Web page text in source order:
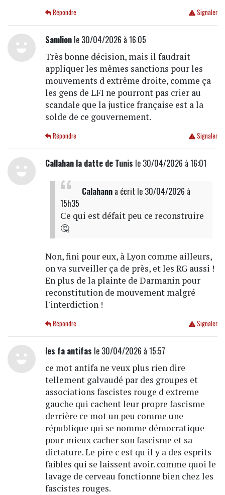
Signaler
Répondre
Samlionle 30/04/2026 à 16:05
Très bonne décision, mais il faudrait
appliquer les mêmes sanctions pour les
mouvements d extrême droite, comme ça
les gens de LFI ne pourront pas crier au
scandale que la justice française est a la
solde de ce gouvernement.
Signaler
Répondre
Callahan la datte de Tunis le 30/04/2026 à 16:01
Calahanna écrit le 30/04/2026 à
15h35
Ce qui est défait peu ce reconstruire
🤔
Non, fini pour eux, à Lyon comme ailleurs,
on va surveiller ça de près, et les RG aussi !
En plus de la plainte de Darmanin pour
reconstitution de mouvement malgré
l'interdiction !
Signaler
Répondre
les fa antifas le 30/04/2026 à 15:57
ce mot antifa ne veux plus rien dire
tellement galvaudé par des groupes et
associations fascistes rouge d extreme
gauche qui cachent leur propre fascisme
derrière ce mot un peu comme une
république qui se nomme démocratique
pour mieux cacher son fascisme et sa
dictature. Le pire c est qu il y a des esprits
faibles qui se laissent avoir. comme quoi le
lavage de cerveau fonctionne bien chez les
fascistes rouges.